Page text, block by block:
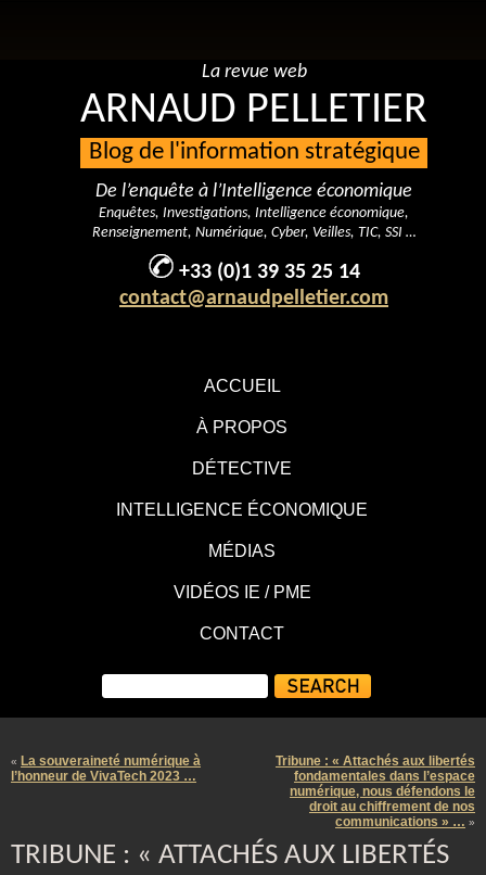
ACCUEIL
À PROPOS
DÉTECTIVE
INTELLIGENCE ÉCONOMIQUE
MÉDIAS
VIDÉOS IE / PME
CONTACT
La revue web
ARNAUD PELLETIER
Blog de l'information stratégique
De l’enquête à l’Intelligence économique
Enquêtes, Investigations, Intelligence économique,
Renseignement, Numérique, Cyber, Veilles, TIC, SSI …
+33 (0)1 39 35 25 14
contact@arnaudpelletier.com
« La souveraineté numérique à
l’honneur de VivaTech 2023 …
Tribune : « Attachés aux libertés
fondamentales dans l’espace
numérique, nous défendons le
droit au chiffrement de nos
communications » … »
TRIBUNE : « ATTACHÉS AUX LIBERTÉS